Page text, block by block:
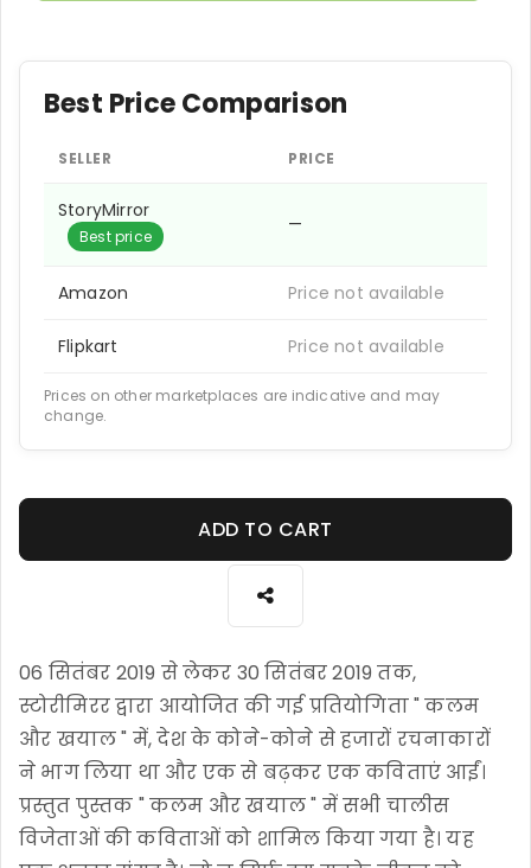
Best Price Comparison
SELLER PRICE
StoryMirror
Best price
—
Amazon Price not available
Flipkart Price not available
Prices on other marketplaces are indicative and may
change.
ADD TO CART
06 सितंबर 2019 से लेकर 30 सितंबर 2019 तक,
स्टोरीमिरर द्वारा आयोजित की गई प्रतियोगिता " कलम
और खयाल " में, देश के कोने-कोने से हजारों रचनाकारों
ने भाग लिया था और एक से बढ़कर एक कविताएं आईं।
प्रस्तुत पुस्तक " कलम और खयाल " में सभी चालीस
विजेताओं की कविताओं को शामिल किया गया है। यह